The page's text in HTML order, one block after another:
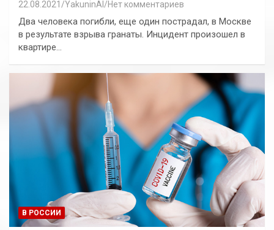
22.08.2021 YakuninAI Нет комментариев
Два человека погибли, еще один пострадал, в Москве
в результате взрыва гранаты. Инцидент произошел в
квартире…
В РОССИИ